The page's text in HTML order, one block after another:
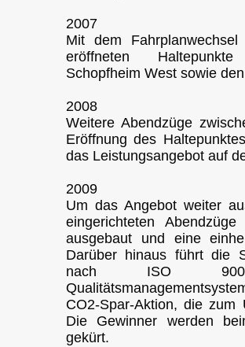
2007
Mit dem
eröffneten
Schopfheim West sowie
2008
Weitere Abendzüge
Eröffnung des
das Leistungsangebot auf
2009
Um das Angebot weiter
eingerichteten
ausgebaut und eine
Darüber hinaus führt die
nach ISO
CO2-Spar-Aktion, die
Die Gewinner werden
gekürt.